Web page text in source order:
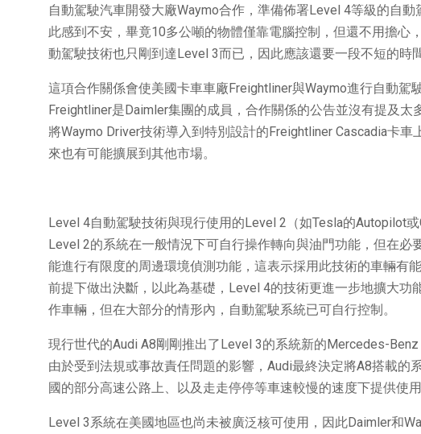
自動駕駛汽車開發大廠Waymo合作，準備佈署Level 4等級的自
此感到不安，畢竟10多公噸的物體僅靠電腦控制，但還不用擔心
動駕駛技術也只剛到達Level 3而已，因此應該還要一段不短的時間
這項合作關係會使美國卡車車廠Freightliner與Waymo進行自動駕
Freightliner是Daimler集團的成員，合作關係的公告並沒有提及
將Waymo Driver技術導入到特別設計的Freightliner Cascadia卡
來也有可能擴展到其他市場。
Level 4自動駕駛技術與現行使用的Level 2（如Tesla的Autopilot
Level 2的系統在一般情況下可自行操作轉向與油門功能，但在必
能進行有限度的周邊環境偵測功能，這表示採用此技術的車輛有
前提下做出決斷，以此為基礎，Level 4的技術更進一步地擴大
作車輛，但在大部分的情形內，自動駕駛系統已可自行控制。
現行世代的Audi A8剛剛推出了Level 3的系統新的Mercedes-
由於受到法規或事故責任問題的影響，Audi最終決定將A8搭載
國的部分高速公路上、以及走走停停等車速較慢的速度下提供使
Level 3系統在美國地區也尚未被廣泛核可使用，因此Daimler和